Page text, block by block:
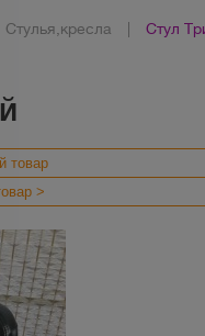
Стулья,кресла
Стул
товар
>